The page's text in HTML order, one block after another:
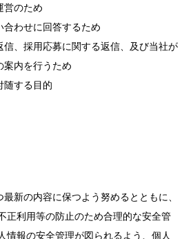
のため
わせに回答するため
、採用応募に関する返信、及び当社が
案内を行うため
する目的
新の内容に保つよう努めるとともに、
正利用等の防止のため合理的な安全管
情報の安全管理が図られるよう、個人